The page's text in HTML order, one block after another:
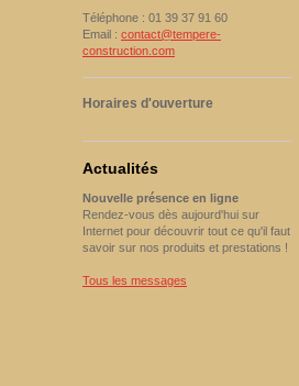
Téléphone : 01 39 37 91 60
Email : contact@tempere-
construction.com
Horaires d'ouverture
Actualités
Nouvelle présence en ligne
Rendez-vous dès aujourd'hui sur
Internet pour découvrir tout ce qu'il faut
savoir sur nos produits et prestations !
Tous les messages